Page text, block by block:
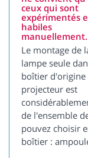
ceux qui sont
expérimentés
habiles
manuellement.
Le montage de
lampe seule
boîtier d'origine
projecteur est
de l'ensemble
pouvez choisir
boîtier :